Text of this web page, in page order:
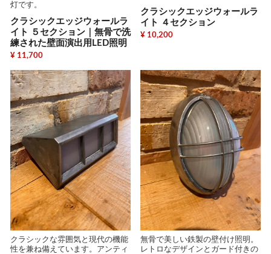
灯です。
クラシックエッジウォールラ
イト ５セクション｜無骨で洗
練された壁面演出用LED照明
¥ 11,700
クラシックエッジウォールラ
イト ４セクション
¥ 10,200
クラシックな雰囲気と現代の機能
性を兼ね備えています。アンティ
無骨で美しい鉄製の壁付け照明。
レトロなデザインとガード付きの